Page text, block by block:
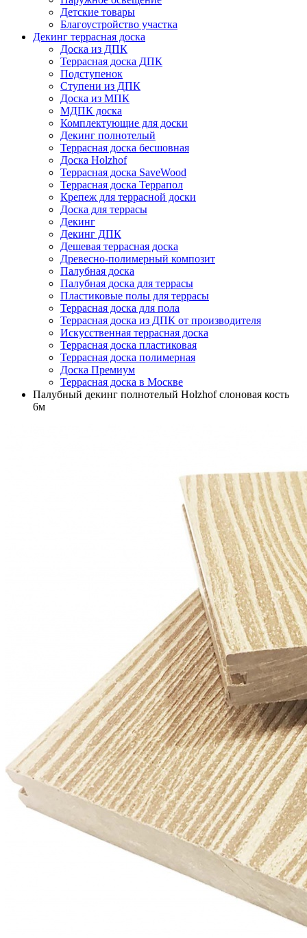
Детские товары
Благоустройство участка
Декинг террасная доска
Доска из ДПК
Террасная доска ДПК
Подступенок
Ступени из ДПК
Доска из МПК
МДПК доска
Комплектующие для доски
Декинг полнотелый
Террасная доска бесшовная
Доска Holzhof
Террасная доска SaveWood
Террасная доска Террапол
Крепеж для террасной доски
Доска для террасы
Декинг
Декинг ДПК
Дешевая террасная доска
Древесно-полимерный композит
Палубная доска
Палубная доска для террасы
Пластиковые полы для террасы
Террасная доска для пола
Террасная доска из ДПК от производителя
Искусственная террасная доска
Террасная доска пластиковая
Террасная доска полимерная
Доска Премиум
Террасная доска в Москве
Палубный декинг полнотелый Holzhof слоновая кость
6м